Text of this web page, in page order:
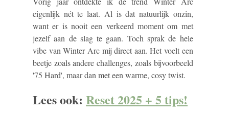
eigenlijk nét te laat. Al is dat natuurlijk onzin,
want er is nooit een verkeerd moment om met
jezelf aan de slag te gaan. Toch sprak de hele
vibe van Winter Arc mij direct aan. Het voelt een
beetje zoals andere challenges, zoals bijvoorbeeld
'75 Hard', maar dan met een warme, cosy twist.
Lees ook: Reset 2025 + 5 tips!